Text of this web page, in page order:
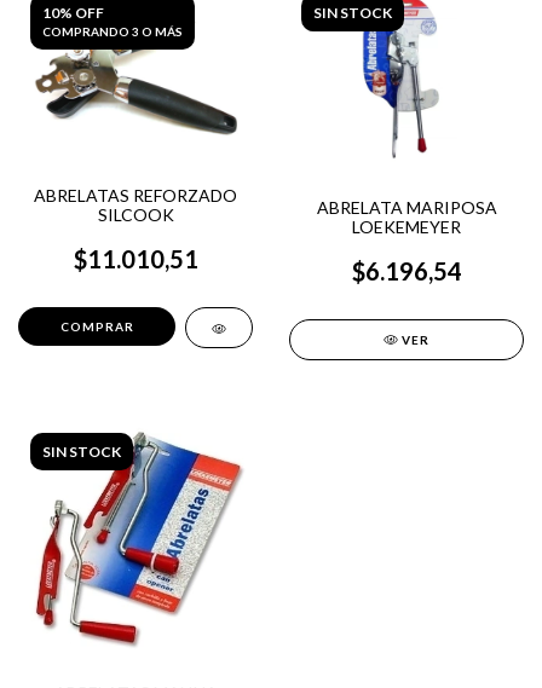
10% OFF
COMPRANDO 3 O MÁS
ABRELATAS REFORZADO
SILCOOK
$11.010,51
SIN STOCK
ABRELATA MARIPOSA
LOEKEMEYER
$6.196,54
VER
SIN STOCK